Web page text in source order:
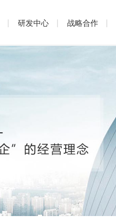
研发中心 战略合作